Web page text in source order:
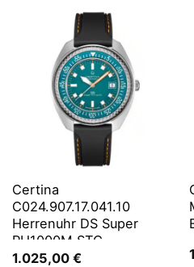
Certina
C024.907.17.041.10
Herrenuhr DS Super
PH1000M STC
1.025,00 €